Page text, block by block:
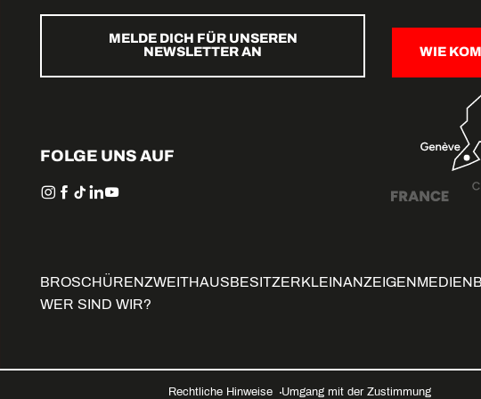
MELDE DICH FÜR UNSEREN
NEWSLETTER AN
WIE
FOLGE UNS AUF
BROSCHÜRENZWEITHAUSBESITZERKLEINANZEIGEN
WER SIND WIR?
Rechtliche Hinweise Umgang mit der Zustimmung